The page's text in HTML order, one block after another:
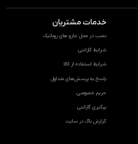
خدمات مشتریان
نصب در محل جارو های روباتیک
شرایط گارانتی
شرایط استفاده از کالا
پاسخ به پرسش‌های متداول
حریم خصوصی
پیگیری گارانتی
گزارش باگ در سایت